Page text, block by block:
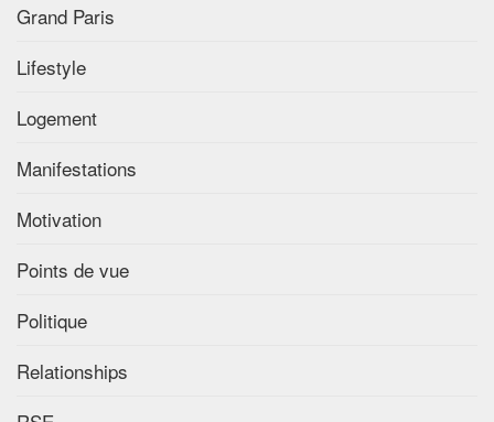
Grand Paris
Lifestyle
Logement
Manifestations
Motivation
Points de vue
Politique
Relationships